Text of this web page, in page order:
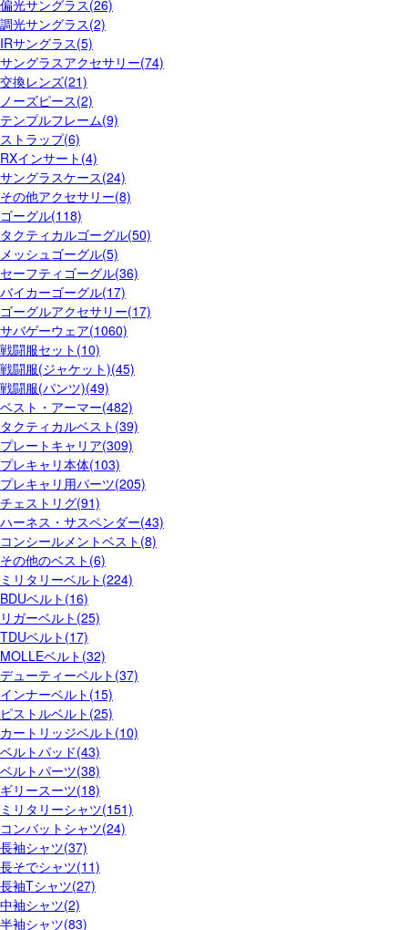
偏光サングラス(26)
調光サングラス(2)
IRサングラス(5)
サングラスアクセサリー(74)
交換レンズ(21)
ノーズピース(2)
テンプルフレーム(9)
ストラップ(6)
RXインサート(4)
サングラスケース(24)
その他アクセサリー(8)
ゴーグル(118)
タクティカルゴーグル(50)
メッシュゴーグル(5)
セーフティゴーグル(36)
バイカーゴーグル(17)
ゴーグルアクセサリー(17)
サバゲーウェア(1060)
戦闘服セット(10)
戦闘服(ジャケット)(45)
戦闘服(パンツ)(49)
ベスト・アーマー(482)
タクティカルベスト(39)
プレートキャリア(309)
プレキャリ本体(103)
プレキャリ用パーツ(205)
チェストリグ(91)
ハーネス・サスペンダー(43)
コンシールメントベスト(8)
その他のベスト(6)
ミリタリーベルト(224)
BDUベルト(16)
リガーベルト(25)
TDUベルト(17)
MOLLEベルト(32)
デューティーベルト(37)
インナーベルト(15)
ピストルベルト(25)
カートリッジベルト(10)
ベルトパッド(43)
ベルトパーツ(38)
ギリースーツ(18)
ミリタリーシャツ(151)
コンバットシャツ(24)
長袖シャツ(37)
長そでシャツ(11)
長袖Tシャツ(27)
中袖シャツ(2)
半袖シャツ(83)